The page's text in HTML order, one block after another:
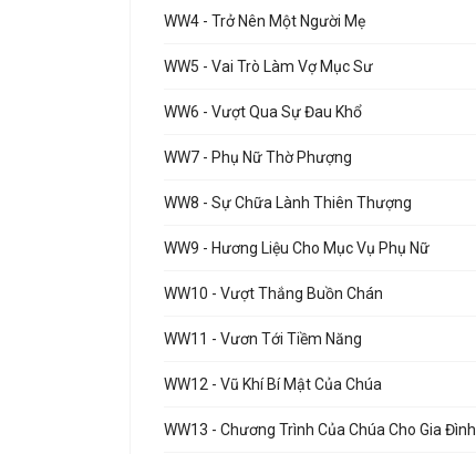
WW4 - Trở Nên Một Người Mẹ
WW5 - Vai Trò Làm Vợ Mục Sư
WW6 - Vượt Qua Sự Đau Khổ
WW7 - Phụ Nữ Thờ Phượng
WW8 - Sự Chữa Lành Thiên Thượng
WW9 - Hương Liệu Cho Mục Vụ Phụ Nữ
WW10 - Vượt Thắng Buồn Chán
WW11 - Vươn Tới Tiềm Năng
WW12 - Vũ Khí Bí Mật Của Chúa
WW13 - Chương Trình Của Chúa Cho Gia Đình